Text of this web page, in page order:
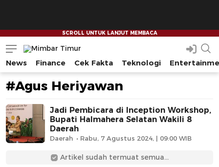
Mimbar Timur
Media Berjaringan Indonesia Timur
News Finance Cek Fakta Teknologi
#Agus Heriyawan
Jadi Pembicara di Inception Workshop,
Bupati Halmahera Selatan Wakili 8
Daerah
Daerah Rabu, 7 Agustus 2024, | 09:00 WIB
Artikel sudah termuat semua...